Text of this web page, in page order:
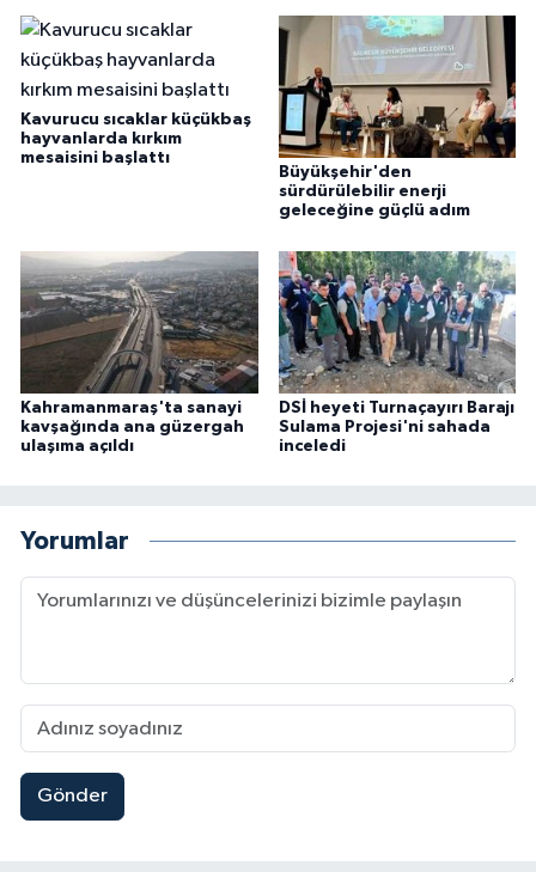
Kavurucu sıcaklar küçükbaş
hayvanlarda kırkım
mesaisini başlattı
Büyükşehir'den
sürdürülebilir enerji
geleceğine güçlü adım
Kahramanmaraş'ta sanayi
kavşağında ana güzergah
ulaşıma açıldı
DSİ heyeti Turnaçayırı Barajı
Sulama Projesi'ni sahada
inceledi
Yorumlar
Gönder